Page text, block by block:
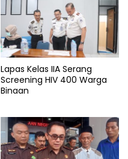
Lapas Kelas IIA Serang
Screening HIV 400 Warga
Binaan